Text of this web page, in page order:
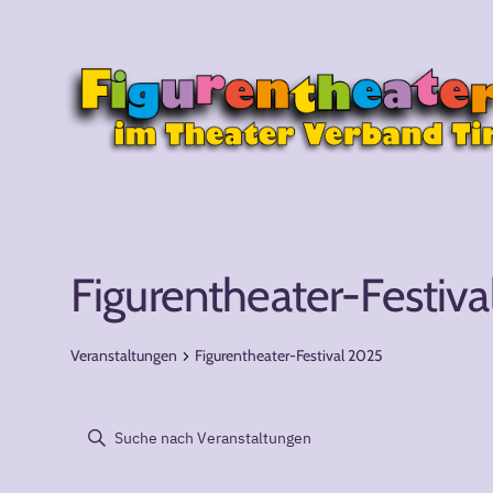
Figurentheater-
Veranstaltungen Figurentheater-Festival 2025
Bitte